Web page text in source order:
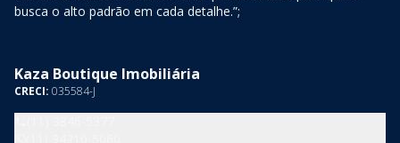
busca o alto padrão em cada detalhe.”;
Kaza Boutique Imobiliária
CRECI: 035584-J